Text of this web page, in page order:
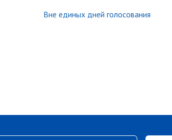
Вне единых дней голосования